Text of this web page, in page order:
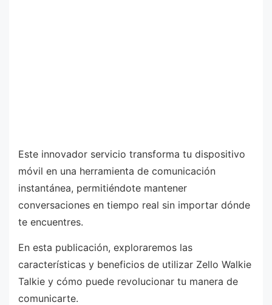
Este innovador servicio transforma tu dispositivo
móvil en una herramienta de comunicación
instantánea, permitiéndote mantener
conversaciones en tiempo real sin importar dónde
te encuentres.
En esta publicación, exploraremos las
características y beneficios de utilizar Zello Walkie
Talkie y cómo puede revolucionar tu manera de
comunicarte.